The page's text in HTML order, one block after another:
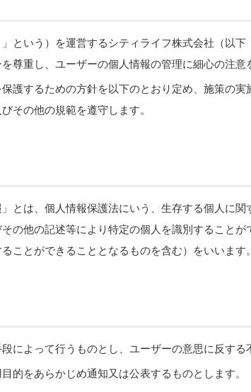
という）を運営するシティライフ株式会社（以
尊重し、ユーザーの個人情報の管理に細心の注意
護するための方針を以下のとおり定め、施策の
その他の規範を遵守します。
とは、個人情報保護法にいう、生存する個人に
の他の記述等により特定の個人を識別すること
ことができることとなるものを含む）をいいます。
によって行うものとし、ユーザーの意思に反する
的をあらかじめ通知又は公表するものとします。